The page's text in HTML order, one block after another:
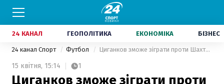
24 КАНАЛ ГЕОПОЛІТИКА ЕКОНОМІКА БІЗНЕС
24 канал Спорт Футбол Циганков зможе зіграти проти Шахтаря
15 квітня, 15:14 1
Циганков зможе зіграти проти